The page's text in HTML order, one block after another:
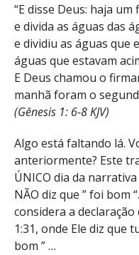
“E disse Deus: haja
e divida as águas das
e dividiu as águas que
águas que estavam
E Deus chamou o
manhã foram o
(Gênesis 1: 6-8 KJV)
Algo está faltando lá.
anteriormente? Este
ÚNICO dia da
NÃO diz que ” foi bom
considera a
1:31, onde Ele diz que
bom ” …